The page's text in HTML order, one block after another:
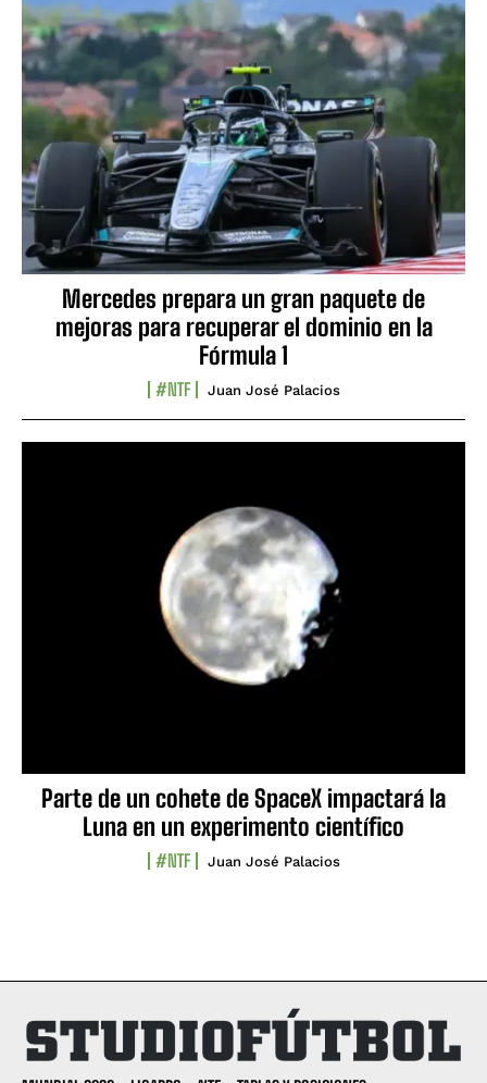
Mercedes prepara un gran paquete de
mejoras para recuperar el dominio en la
Fórmula 1
#NTF Juan José Palacios
Parte de un cohete de SpaceX impactará la
Luna en un experimento científico
#NTF Juan José Palacios